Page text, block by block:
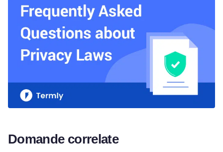
Domande correlate